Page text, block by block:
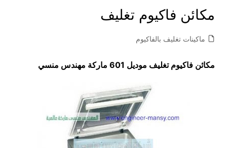
مكائن فاكيوم‎ تغليف
ماكينات تغليف بالفاكيوم
مكائن فاكيوم تغليف موديل 601 ماركة مهندس منسي